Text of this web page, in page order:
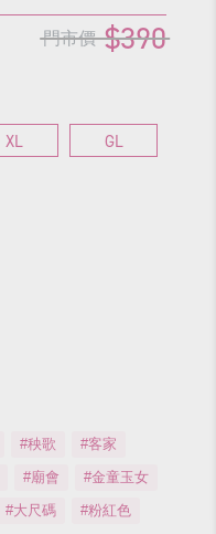
門市價 $390
XL
GL
#秧歌
#客家
#廟會
#金童玉女
#大尺碼 #粉紅色